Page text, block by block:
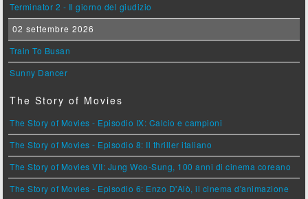
Terminator 2 - Il giorno del giudizio
02 settembre 2026
Train To Busan
Sunny Dancer
The Story of Movies
The Story of Movies - Episodio IX: Calcio e campioni
The Story of Movies - Episodio 8: Il thriller italiano
The Story of Movies VII: Jung Woo-Sung, 100 anni di cinema coreano
The Story of Movies - Episodio 6: Enzo D'Alò, il cinema d'animazione